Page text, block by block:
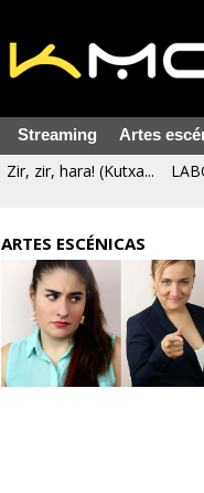
Streaming Artes
Zir, zir, hara! (Kutxa...
ARTES ESCÉNICAS